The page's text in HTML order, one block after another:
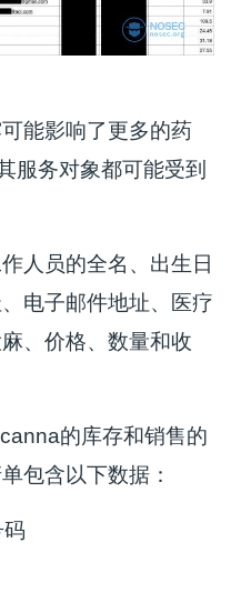
能影响了更多的药
服务对象都可能受到
人员的全名、出生日
电子邮件地址、医疗
、价格、数量和收
的库存和销售的
包含以下数据：